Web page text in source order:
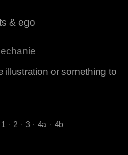
& ego
1 · 2 · 3 · 4a · 4b